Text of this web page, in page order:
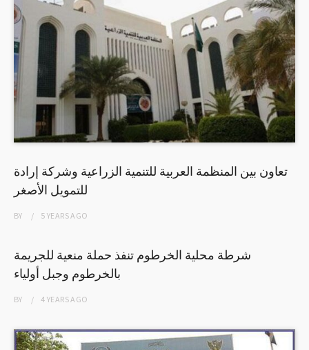
تعاون بين المنظمة العربية للتنمية الزراعية وشركة إرادة
للتمويل الأصغر
BY 5 YEARSAGO
شرطة محلية الخرطوم تنفذ حملة منعية للجريمة
بالخرطوم وجبل أولياء
BY 4 YEARSAGO